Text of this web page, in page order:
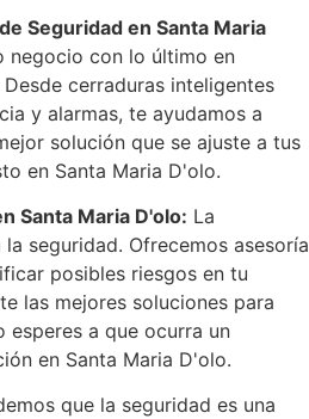
Seguridad en Santa Maria
negocio con lo último en
cerraduras inteligentes
y alarmas, te ayudamos a
solución que se ajuste a tus
en Santa Maria D'olo.
Santa Maria D'olo: La
seguridad. Ofrecemos asesoría
posibles riesgos en tu
las mejores soluciones para
esperes a que ocurra un
en Santa Maria D'olo.
que la seguridad es una